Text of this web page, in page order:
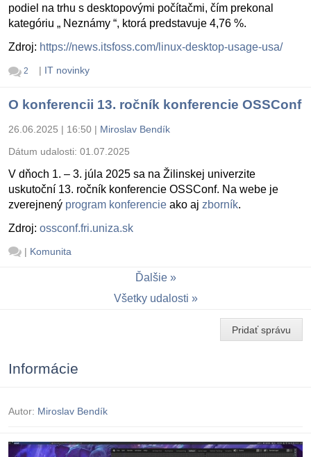
podiel na trhu s desktopovými počítačmi, čím prekonal
kategóriu „ Neznámy “, ktorá predstavuje 4,76 %.
Zdroj: https://news.itsfoss.com/linux-desktop-usage-usa/
2 | IT novinky
O konferencii 13. ročník konferencie OSSConf
26.06.2025 | 16:50 | Miroslav Bendík
Dátum udalosti: 01.07.2025
V dňoch 1. – 3. júla 2025 sa na Žilinskej univerzite
uskutoční 13. ročník konferencie OSSConf. Na webe je
zverejnený program konferencie ako aj zborník.
Zdroj: ossconf.fri.uniza.sk
| Komunita
Ďalšie
Všetky udalosti
Pridať správu
Informácie
Autor: Miroslav Bendík